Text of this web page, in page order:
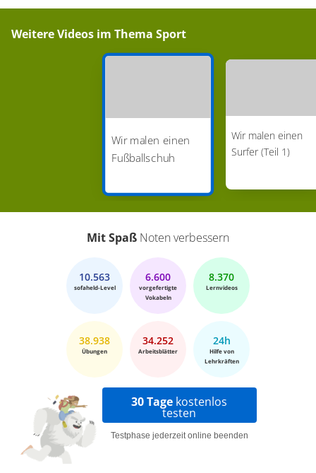
Weitere Videos im Thema Sport
Wir malen einen
Fußballschuh
Wir malen einen
Surfer (Teil 1)
Mit Spaß Noten verbessern
10.563
sofaheld-Level
6.600
vorgefertigte
Vokabeln
8.370
Lernvideos
38.938
Übungen
34.252
Arbeitsblätter
24h
Hilfe von
Lehrkräften
30 Tage kostenlos
testen
Testphase jederzeit online beenden